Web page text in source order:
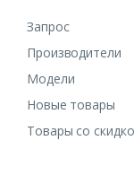
Запрос
Производители
Модели
Новые товары
Товары со